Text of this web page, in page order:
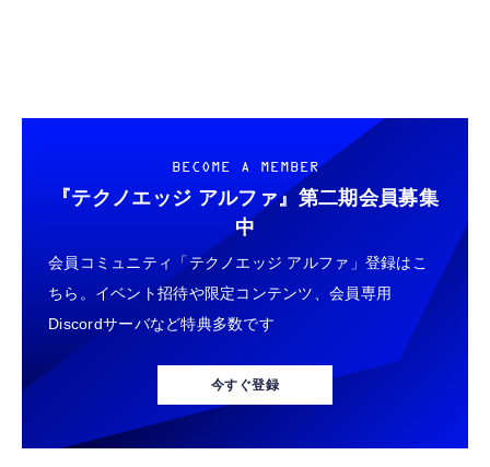
BECOME A MEMBER
『テクノエッジ アルファ』 第二期会員募集
中
会員コミュニティ「テクノエッジ アルファ」登録はこ
ちら。イベント招待や限定コンテンツ、会員専用
Discordサーバなど特典多数です
今すぐ登録